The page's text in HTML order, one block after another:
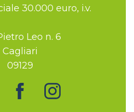
30.000 euro, i.v.
Leo n. 6
Cagliari
09129